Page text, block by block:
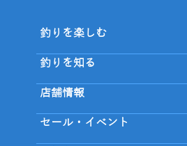
釣りを楽しむ
釣りを知る
店舗情報
セール・イベント